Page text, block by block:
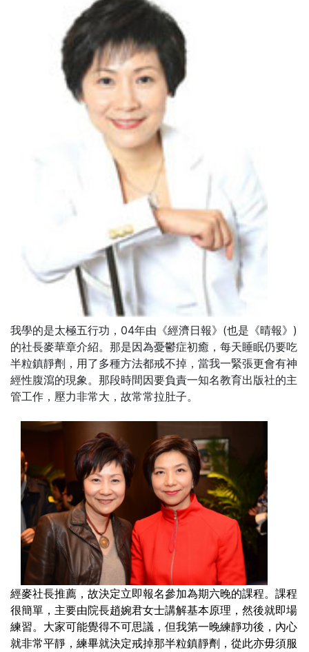
我學的是太極五行功，04年由《經濟日報》(也是《晴報》)
的社長麥華章介紹。那是因為憂鬱症初癒，每天睡眠仍要吃
半粒鎮靜劑，用了多種方法都戒不掉，當我一緊張更會有神
經性腹瀉的現象。那段時間因要負責一知名教育出版社的主
管工作，壓力非常大，故常常拉肚子。
經麥社長推薦，故決定立即報名參加為期六晚的課程。課程
很簡單，主要由院長趙婉君女士講解基本原理，然後就即場
練習。大家可能覺得不可思議，但我第一晚練靜功後，內心
就非常平靜，練畢就決定戒掉那半粒鎮靜劑，從此亦毋須服